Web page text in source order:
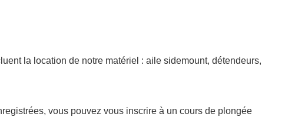
la location de notre matériel : aile sidemount, détendeurs,
vous pouvez vous inscrire à un cours de plongée